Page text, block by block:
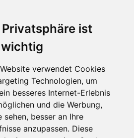
Privatsphäre ist
verwendet Cookies
Technologien, um
besseres Internet-Erlebnis
und die Werbung,
sehen, besser an Ihre
anzupassen. Diese
o
o
k
-
f
g
r
a
m
Akidesign
Kontakt
Über mich
Impressum